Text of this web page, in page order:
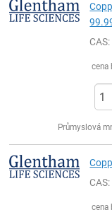
CAS:
cena
Průmyslová
CAS:
cena